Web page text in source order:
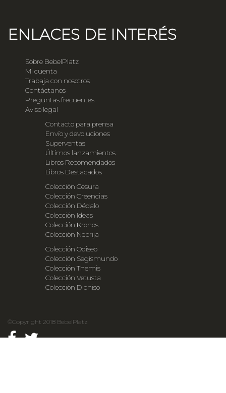
ENLACES DE INTERÉS
Sobre BebelPlatz
Mi cuenta
Trabaja con nosotros
Contáctanos
Preguntas frecuentes
Aviso legal
Contacto para prensa
Envío y devoluciones
Superventas
Últimos lanzamientos
Libros Recomendados
Libros Destacados
Colección Cesura
Colección Creencias
Colección Dédalo
Colección Ideas
Colección Kronos
Colección Nebrija
Colección Odiseo
Colección Segismundo
Colección Themis
Colección Vetusta
Colección Dioniso
©Copyright 2018 BebelPlatz